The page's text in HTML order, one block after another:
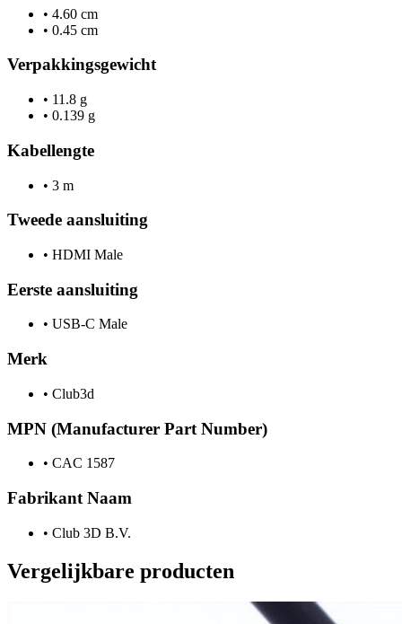
• 4.60 cm
• 0.45 cm
Verpakkingsgewicht
• 11.8 g
• 0.139 g
Kabellengte
• 3 m
Tweede aansluiting
• HDMI Male
Eerste aansluiting
• USB-C Male
Merk
• Club3d
MPN (Manufacturer Part Number)
• CAC 1587
Fabrikant Naam
• Club 3D B.V.
Vergelijkbare producten